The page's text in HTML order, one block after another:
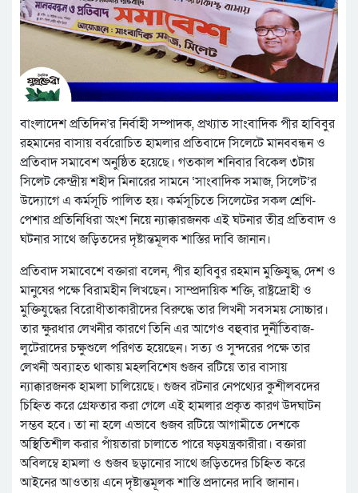
বাংলাদেশ প্রতিদিন’র নির্বাহী সম্পাদক, প্রখ্যাত সাংবাদিক পীর হাবিবুর
রহমানের বাসায় বর্বরোচিত হামলার প্রতিবাদে সিলেটে মানববন্ধন ও
প্রতিবাদ সমাবেশ অনুষ্ঠিত হয়েছে। গতকাল শনিবার বিকেল ৩টায়
সিলেট কেন্দ্রীয় শহীদ মিনারের সামনে ‘সাংবাদিক সমাজ, সিলেট’র
উদ্যোগে এ কর্মসূচি পালিত হয়। কর্মসূচিতে সিলেটের সকল শ্রেণি-
পেশার প্রতিনিধিরা অংশ নিয়ে ন্যাক্কারজনক এই ঘটনার তীব্র প্রতিবাদ ও
ঘটনার সাথে জড়িতদের দৃষ্টান্তমূলক শাস্তির দাবি জানান।
প্রতিবাদ সমাবেশে বক্তারা বলেন, পীর হাবিবুর রহমান মুক্তিযুদ্ধ, দেশ ও
মানুষের পক্ষে বিরামহীন লিখছেন। সাম্প্রদায়িক শক্তি, রাষ্ট্রদ্রোহী ও
মুক্তিযুদ্ধের বিরোধীতাকারীদের বিরুদ্ধে তার লিখনী সবসময় সোচ্চার।
তার ক্ষুরধার লেখনীর কারণে তিনি এর আগেও বহুবার দুর্নীতিবাজ-
লুটেরাদের চক্ষুশুলে পরিণত হয়েছেন। সত্য ও সুন্দরের পক্ষে তার
লেখনী অব্যাহত থাকায় মহলবিশেষ গুজব রটিয়ে তার বাসায়
ন্যাক্কারজনক হামলা চালিয়েছে। গুজব রটনার নেপথ্যের কুশীলবদের
চিহ্নিত করে গ্রেফতার করা গেলে এই হামলার প্রকৃত কারণ উদঘাটন
সম্ভব হবে। তা না হলে এভাবে গুজব রটিয়ে আগামীতে দেশকে
অস্থিতিশীল করার পাঁয়তারা চালাতে পারে ষড়যন্ত্রকারীরা। বক্তারা
অবিলম্বে হামলা ও গুজব ছড়ানোর সাথে জড়িতদের চিহ্নিত করে
আইনের আওতায় এনে দৃষ্টান্তমূলক শাস্তি প্রদানের দাবি জানান।